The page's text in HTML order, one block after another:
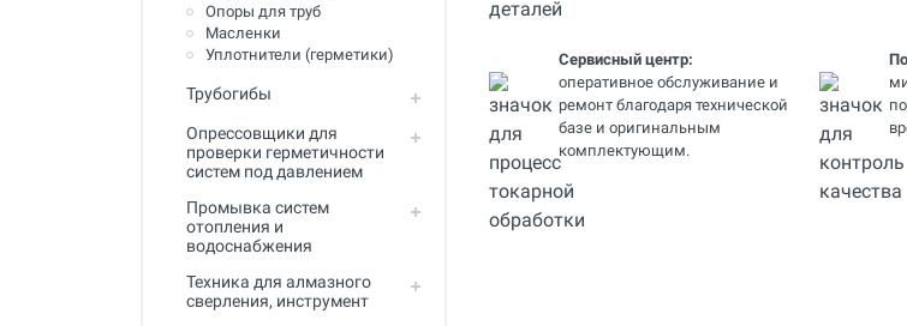
Плиткорезы
Сверлильные станки
Инструмент для укладки
напольных покрытий
Строительный инструмент и
оборудование
Полный каталог
Опоры для труб
Масленки
Уплотнители (герметики)
Трубогибы
Опрессовщики для
проверки герметичности
систем под давлением
Промывка систем
отопления и
водоснабжения
Техника для алмазного
сверления, инструмент
Сервисный центр:
оперативное обслуживание и
ремонт благодаря технической
базе и оригинальным
комплектующим.